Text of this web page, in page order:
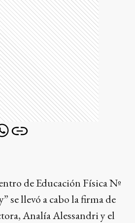
de Educación Física Nº
se llevó a cabo la firma de
Analía Alessandri y el